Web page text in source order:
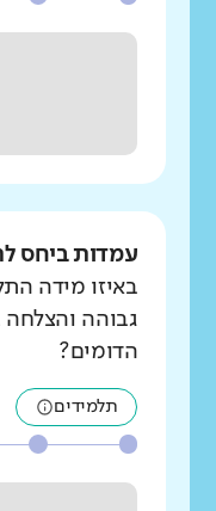
עמדות ביחס
באיזו מידה
גבוהה
הדומים?
תלמידים